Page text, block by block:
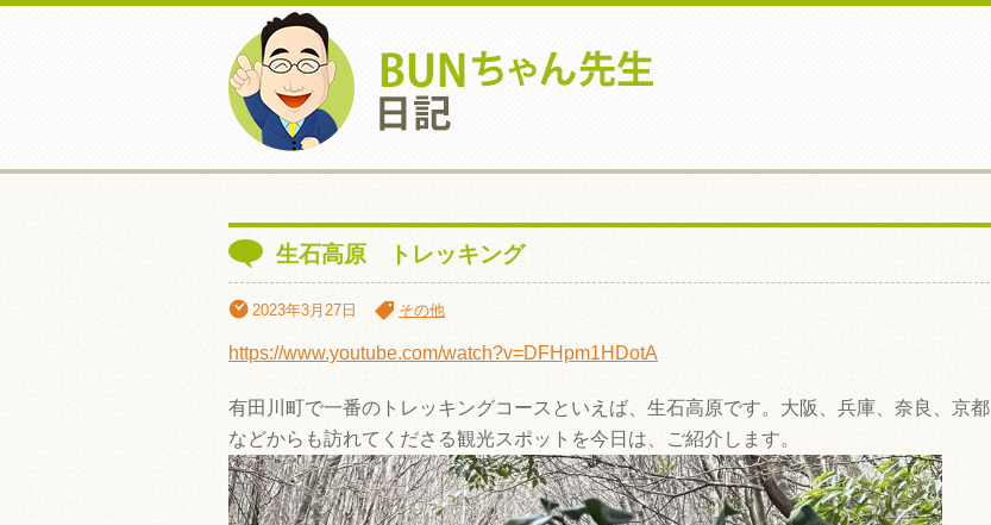
生石高原 トレッキング
2023年3月27日 その他
https://www.youtube.com/watch?v=DFHpm1HDotA
有田川町で一番のトレッキングコースといえば、生石高原です。大阪、兵庫、奈良、京都
などからも訪れてくださる観光スポットを今日は、ご紹介します。